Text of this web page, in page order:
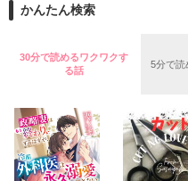
2026.6.5～2026.7.25
＊以前、公開していた話の改
めた、同期で恋人の石垣守（
いた。
守と由羅から『便利屋雛子
た上、同居まで提案してき
鷹哉『宜しくな、俺の雛子』
雛子『俺の……ひぃ、雛子？
かんたん検索
30分で読めるワクワクす
る話
5分で読